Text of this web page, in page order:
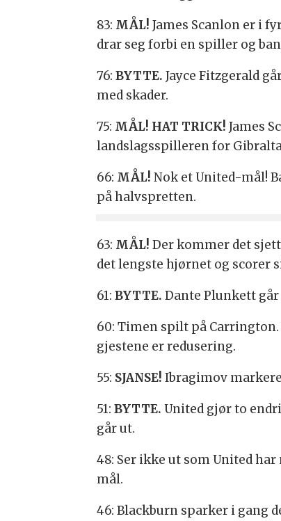
83: MÅL! James Scanlon er i
drar seg forbi en spiller og
76:BYTTE.Jayce Fitzgerald
med skader.
75: MÅL! HAT TRICK!James
landslagsspilleren for
66: MÅL!Nok et United-mål!
på halvspretten.
63: MÅL! Der kommer det
det lengste hjørnet og scorer
61:BYTTE. Dante Plunkett
60: Timen spilt på
gjestene er redusering.
55: SJANSE!Ibragimov
51:BYTTE. United gjør to
går ut.
48: Ser ikke ut som United
mål.
46: Blackburn sparker i gang